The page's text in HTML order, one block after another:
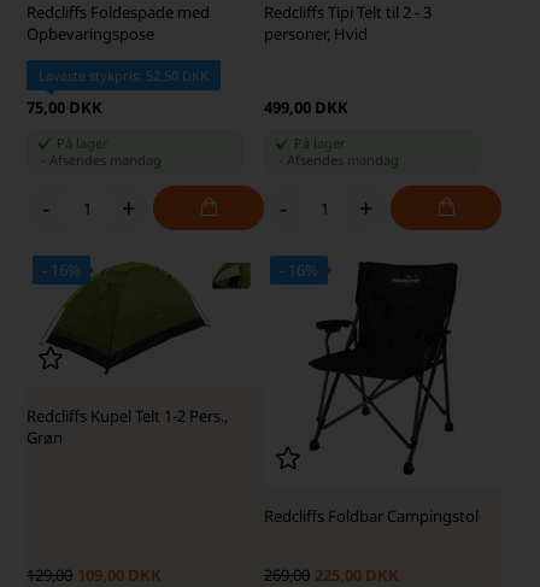
Redcliffs Foldespade med
Opbevaringspose
Laveste stykpris: 52,50 DKK
75,00 DKK
På lager
-Afsendes mandag
- +
Redcliffs Tipi Telt til 2 - 3
personer, Hvid
499,00 DKK
På lager
Afsendes mandag
- +
- 16%SKARP PRIS · SKARP PRIS
Redcliffs Kupel Telt 1-2 Pers.,
Grøn
129,00 109,00 DKK
- 16%SKARP PRIS · SKARP PRIS
Redcliffs Foldbar Campingstol
269,00 225,00 DKK